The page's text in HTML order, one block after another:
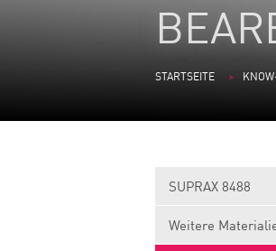
STARTSEITE
SUPRAX 8488
Weitere